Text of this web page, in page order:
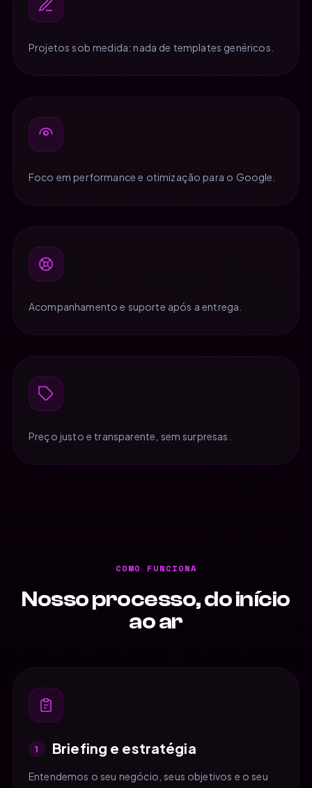
Projetos sob medida: nada de templates genéricos.
Foco em performance e otimização para o Google.
Acompanhamento e suporte após a entrega.
Preço justo e transparente, sem surpresas.
COMO FUNCIONA
Nosso processo, do início
ao ar
1 Briefing e estratégia
Entendemos o seu negócio, seus objetivos e o seu